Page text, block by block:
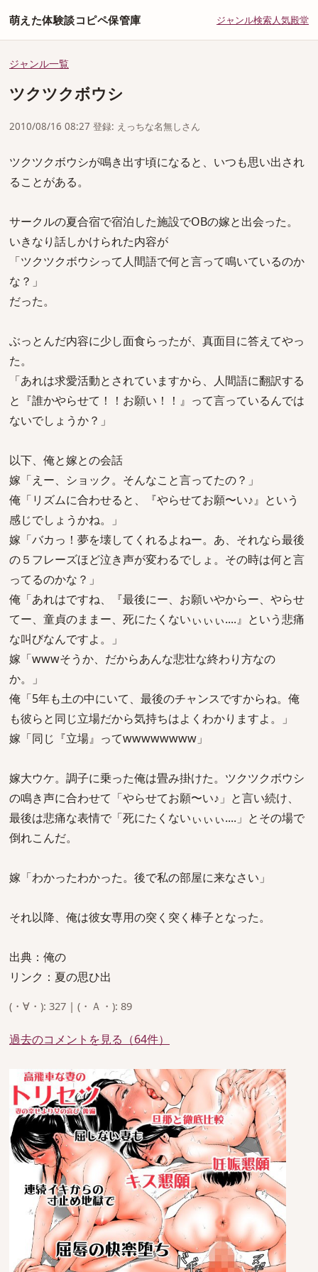
萌えた体験談コピペ保管庫 ジャンル検索人気殿堂
ジャンル一覧
ツクツクボウシ
2010/08/16 08:27 登録: えっちな名無しさん
ツクツクボウシが鳴き出す頃になると、いつも思い出され
ることがある。
サークルの夏合宿で宿泊した施設でOBの嫁と出会った。
いきなり話しかけられた内容が
「ツクツクボウシって人間語で何と言って鳴いているのか
な？」
だった。
ぶっとんだ内容に少し面食らったが、真面目に答えてやっ
た。
「あれは求愛活動とされていますから、人間語に翻訳する
と『誰かやらせて！！お願い！！』って言っているんでは
ないでしょうか？」
以下、俺と嫁との会話
嫁「えー、ショック。そんなこと言ってたの？」
俺「リズムに合わせると、『やらせてお願〜い♪』という
感じでしょうかね。」
嫁「バカっ！夢を壊してくれるよねー。あ、それなら最後
の５フレーズほど泣き声が変わるでしょ。その時は何と言
ってるのかな？」
俺「あれはですね、『最後にー、お願いやからー、やらせ
てー、童貞のままー、死にたくないぃぃぃ....』という悲痛
な叫びなんですよ。」
嫁「wwwそうか、だからあんな悲壮な終わり方なの
か。」
俺「5年も土の中にいて、最後のチャンスですからね。俺
も彼らと同じ立場だから気持ちはよくわかりますよ。」
嫁「同じ『立場』ってwwwwwwww」
嫁大ウケ。調子に乗った俺は畳み掛けた。ツクツクボウシ
の鳴き声に合わせて「やらせてお願〜い♪」と言い続け、
最後は悲痛な表情で「死にたくないぃぃぃ....」とその場で
倒れこんだ。
嫁「わかったわかった。後で私の部屋に来なさい」
それ以降、俺は彼女専用の突く突く棒子となった。
出典：俺の
リンク：夏の思ひ出
(・∀・): 327 | (・Ａ・): 89
過去のコメントを見る（64件）